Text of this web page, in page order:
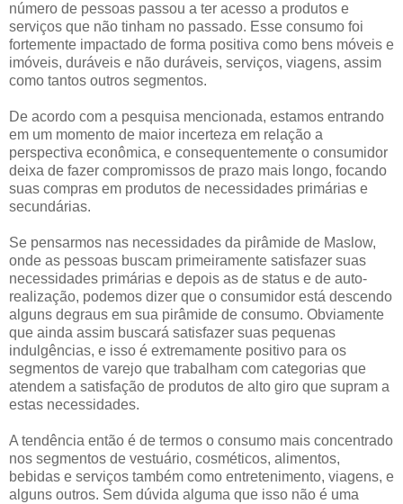
número de pessoas passou a ter acesso a produtos e
serviços que não tinham no passado. Esse consumo foi
fortemente impactado de forma positiva como bens móveis e
imóveis, duráveis e não duráveis, serviços, viagens, assim
como tantos outros segmentos.
De acordo com a pesquisa mencionada, estamos entrando
em um momento de maior incerteza em relação a
perspectiva econômica, e consequentemente o consumidor
deixa de fazer compromissos de prazo mais longo, focando
suas compras em produtos de necessidades primárias e
secundárias.
Se pensarmos nas necessidades da pirâmide de Maslow,
onde as pessoas buscam primeiramente satisfazer suas
necessidades primárias e depois as de status e de auto-
realização, podemos dizer que o consumidor está descendo
alguns degraus em sua pirâmide de consumo. Obviamente
que ainda assim buscará satisfazer suas pequenas
indulgências, e isso é extremamente positivo para os
segmentos de varejo que trabalham com categorias que
atendem a satisfação de produtos de alto giro que supram a
estas necessidades.
A tendência então é de termos o consumo mais concentrado
nos segmentos de vestuário, cosméticos, alimentos,
bebidas e serviços também como entretenimento, viagens, e
alguns outros. Sem dúvida alguma que isso não é uma